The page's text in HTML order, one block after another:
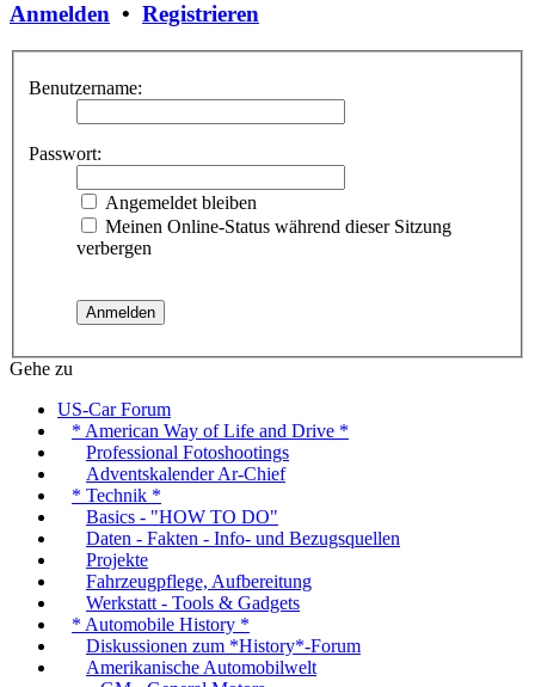
Anmelden • Registrieren
Benutzername:
Passwort:
Angemeldet bleiben
Meinen Online-Status während dieser Sitzung
verbergen
Gehe zu
US-Car Forum
* American Way of Life and Drive *
Professional Fotoshootings
Adventskalender Ar-Chief
* Technik *
Basics - "HOW TO DO"
Daten - Fakten - Info- und Bezugsquellen
Projekte
Fahrzeugpflege, Aufbereitung
Werkstatt - Tools & Gadgets
* Automobile History *
Diskussionen zum *History*-Forum
Amerikanische Automobilwelt